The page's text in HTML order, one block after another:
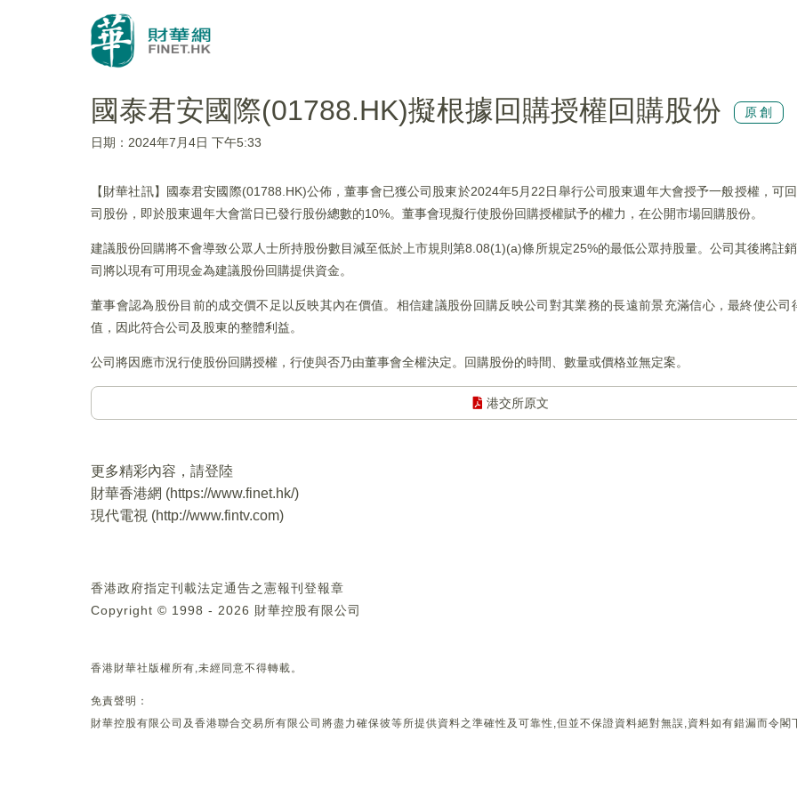
國泰君安國際(01788.HK)擬根據回購授權回購股份 原創
日期：2024年7月4日 下午5:33
【財華社訊】國泰君安國際(01788.HK)公佈，董事會已獲公司股東於2024年5月22日舉行公司股東週年大會授予一般授權，可
司股份，即於股東週年大會當日已發行股份總數的10%。董事會現擬行使股份回購授權賦予的權力，在公開市場回購股份。
建議股份回購將不會導致公眾人士所持股份數目減至低於上市規則第8.08(1)(a)條所規定25%的最低公眾持股量。公司其後將註
司將以現有可用現金為建議股份回購提供資金。
董事會認為股份目前的成交價不足以反映其內在價值。相信建議股份回購反映公司對其業務的長遠前景充滿信心，最終使公司
值，因此符合公司及股東的整體利益。
公司將因應市況行使股份回購授權，行使與否乃由董事會全權決定。回購股份的時間、數量或價格並無定案。
港交所原文
更多精彩內容，請登陸
財華香港網 (https://www.finet.hk/)
現代電視 (http://www.fintv.com)
香港政府指定刊載法定通告之憲報刊登報章
Copyright © 1998 - 2026 財華控股有限公司
香港財華社版權所有,未經同意不得轉載。
免責聲明：
財華控股有限公司及香港聯合交易所有限公司將盡力確保彼等所提供資料之準確性及可靠性,但並不保證資料絕對無誤,資料如有錯漏而令閣